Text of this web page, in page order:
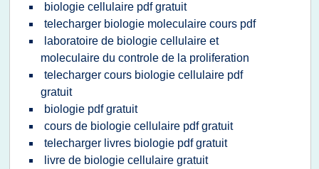
biologie cellulaire pdf gratuit
telecharger biologie moleculaire cours pdf
laboratoire de biologie cellulaire et
moleculaire du controle de la proliferation
telecharger cours biologie cellulaire pdf
gratuit
biologie pdf gratuit
cours de biologie cellulaire pdf gratuit
telecharger livres biologie pdf gratuit
livre de biologie cellulaire gratuit